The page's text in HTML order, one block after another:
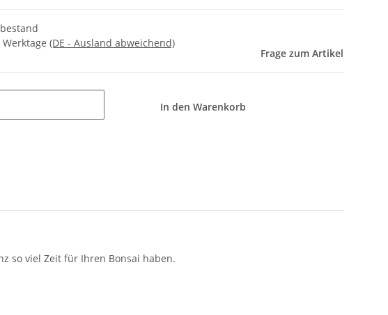
Werktage (DE - Ausland abweichend)
Frage zum Artikel
In den Warenkorb
so viel Zeit für Ihren Bonsai haben.